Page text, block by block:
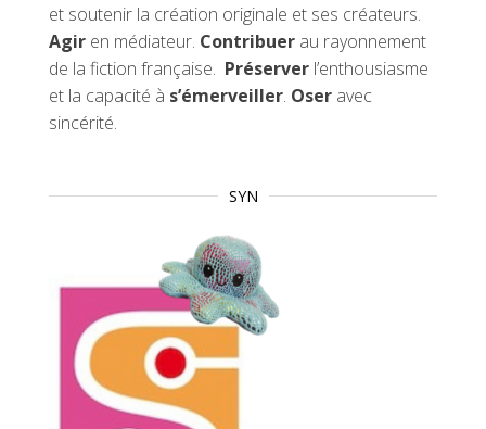
et soutenir la création originale et ses créateurs.
Agir en médiateur. Contribuer au rayonnement
de la fiction française. Préserver l’enthousiasme
et la capacité à s’émerveiller. Oser avec
sincérité.
SYN